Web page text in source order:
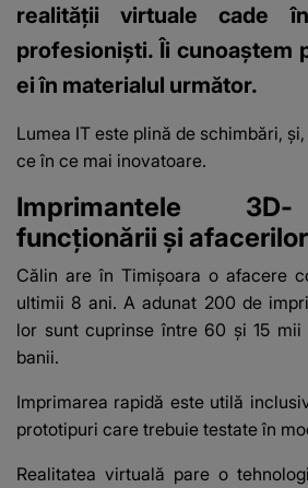
realității virtuale cade
profesioniști. Îi cunoaștem
ei în materialul următor.
Lumea IT este plină de schimbări,
ce în ce mai inovatoare.
Imprimantele
funcționării și
Călin are în Timișoara o afacere
ultimii 8 ani. A adunat 200 de
lor sunt cuprinse între 60 și 15
banii.
Imprimarea rapidă este utilă
prototipuri care trebuie testate în
Realitatea virtuală pare o